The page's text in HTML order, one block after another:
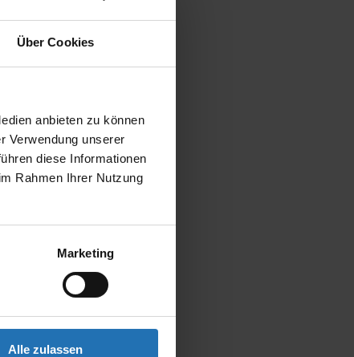
Über Cookies
anbieten zu können
Verwendung unserer
diese Informationen
Rahmen Ihrer Nutzung
Marketing
Alle zulassen